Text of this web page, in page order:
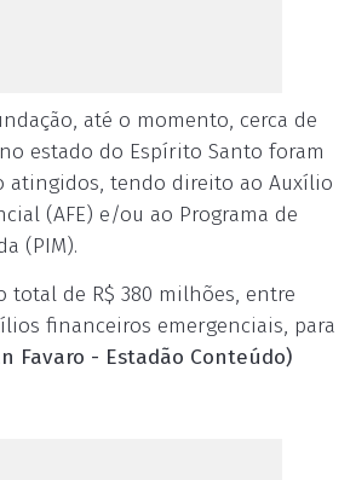
até o momento, cerca de
estado do Espírito Santo foram
atingidos, tendo direito ao Auxílio
(AFE) e/ou ao Programa de
(PIM).
total de R$ 380 milhões, entre
financeiros emergenciais, para
Favaro - Estadão Conteúdo)